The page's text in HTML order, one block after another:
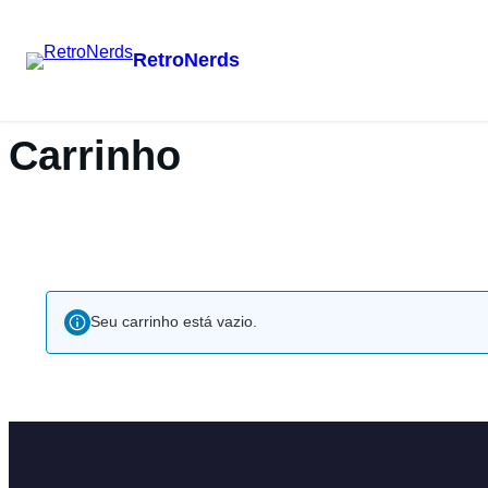
RetroNerds
Carrinho
Seu carrinho está vazio.